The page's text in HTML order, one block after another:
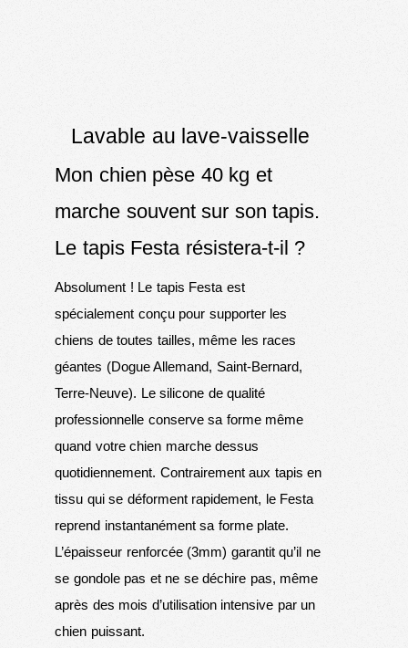
Lavable au lave-vaisselle
Mon chien pèse 40 kg et
marche souvent sur son tapis.
Le tapis Festa résistera-t-il ?
Absolument ! Le tapis Festa est
spécialement conçu pour supporter les
chiens de toutes tailles, même les races
géantes (Dogue Allemand, Saint-Bernard,
Terre-Neuve). Le silicone de qualité
professionnelle conserve sa forme même
quand votre chien marche dessus
quotidiennement. Contrairement aux tapis en
tissu qui se déforment rapidement, le Festa
reprend instantanément sa forme plate.
L’épaisseur renforcée (3mm) garantit qu’il ne
se gondole pas et ne se déchire pas, même
après des mois d’utilisation intensive par un
chien puissant.